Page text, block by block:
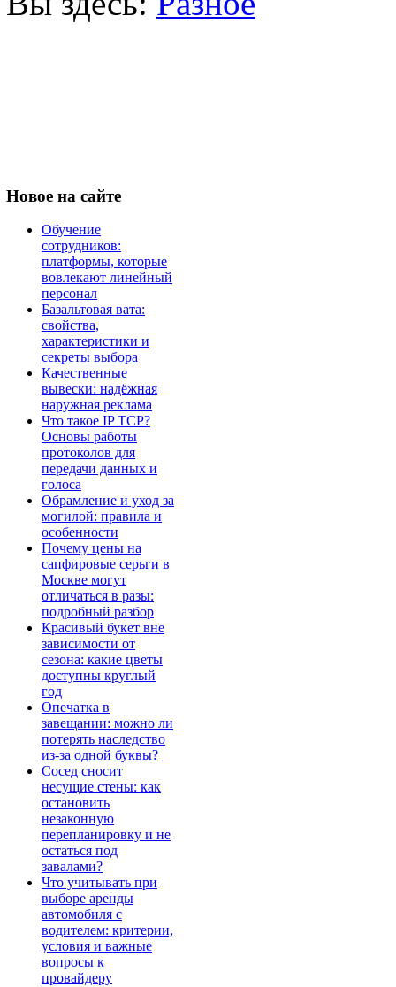
Новое на сайте
Обучение
сотрудников:
платформы, которые
вовлекают линейный
персонал
Базальтовая вата:
свойства,
характеристики и
секреты выбора
Качественные
вывески: надёжная
наружная реклама
Что такое IP TCP?
Основы работы
протоколов для
передачи данных и
голоса
Обрамление и уход за
могилой: правила и
особенности
Почему цены на
сапфировые серьги в
Москве могут
отличаться в разы:
подробный разбор
Красивый букет вне
зависимости от
сезона: какие цветы
доступны круглый
год
Опечатка в
завещании: можно ли
потерять наследство
из-за одной буквы?
Сосед сносит
несущие стены: как
остановить
незаконную
перепланировку и не
остаться под
завалами?
Что учитывать при
выборе аренды
автомобиля с
водителем: критерии,
условия и важные
вопросы к
провайдеру